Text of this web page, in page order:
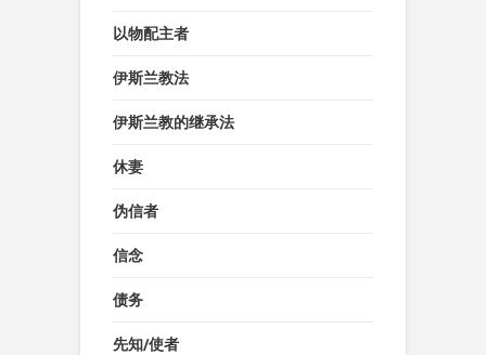
以物配主者
伊斯兰教法
伊斯兰教的继承法
休妻
伪信者
信念
债务
先知/使者